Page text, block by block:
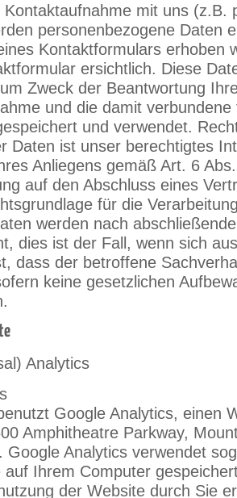
mit uns (z.B.
personenbezogene Daten
Kontaktformulars erhoben
ersichtlich. Diese
Zweck der Beantwortung
und die damit verbundene
und verwendet.
Daten ist unser berechtigtes
Anliegens gemäß Art. 6
auf den Abschluss eines
für die
werden nach
dies ist der Fall, wenn sich
dass der betroffene
keine gesetzlichen
Analytics
Google Analytics, einen
Amphitheatre Parkway,
Google Analytics verwendet
auf Ihrem Computer
der Website durch Sie